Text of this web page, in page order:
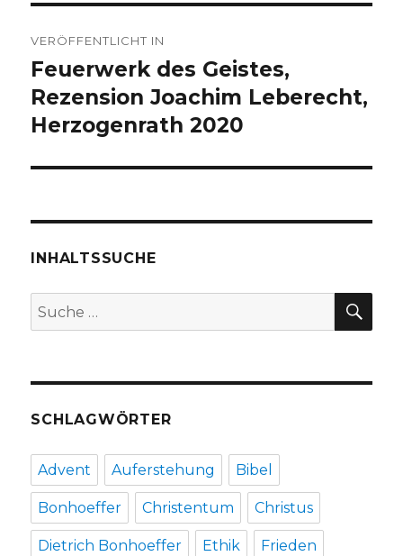
VERÖFFENTLICHT IN
Feuerwerk des Geistes,
Rezension Joachim Leberecht,
Herzogenrath 2020
INHALTSSUCHE
Suche
nach:
SCHLAGWÖRTER
Advent Auferstehung Bibel
Bonhoeffer Christentum Christus
Dietrich Bonhoeffer Ethik Frieden